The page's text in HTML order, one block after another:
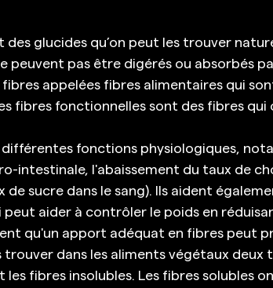
des glucides qu’on peut les trouver
peuvent pas être digérés ou absorbés
appelées fibres alimentaires qui
fibres fonctionnelles sont des fibres
fonctions physiologiques,
intestinale, l'abaissement du taux de
de sucre dans le sang). Ils aident
peut aider à contrôler le poids en
qu'un apport adéquat en fibres peut
trouver dans les aliments végétaux deux
les fibres insolubles. Les fibres solubles